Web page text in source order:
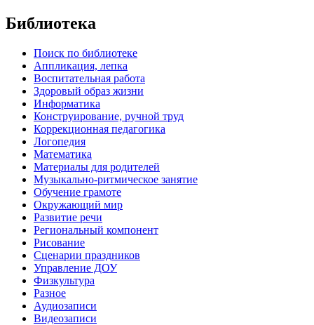
Библиотека
Поиск по библиотеке
Аппликация, лепка
Воспитательная работа
Здоровый образ жизни
Информатика
Конструирование, ручной труд
Коррекционная педагогика
Логопедия
Математика
Материалы для родителей
Музыкально-ритмическое занятие
Обучение грамоте
Окружающий мир
Развитие речи
Региональный компонент
Рисование
Сценарии праздников
Управление ДОУ
Физкультура
Разное
Аудиозаписи
Видеозаписи